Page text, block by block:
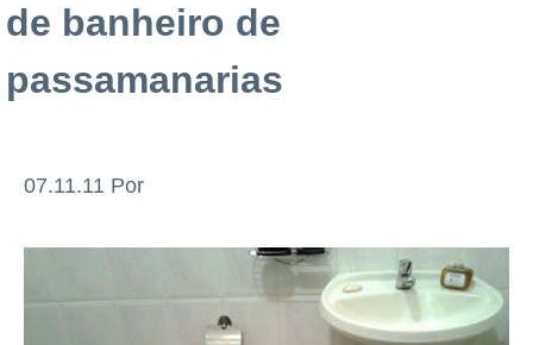
de banheiro de
passamanarias
07.11.11 Por